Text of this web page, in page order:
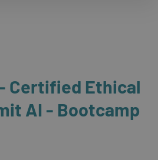
Certified Ethical
AI - Bootcamp